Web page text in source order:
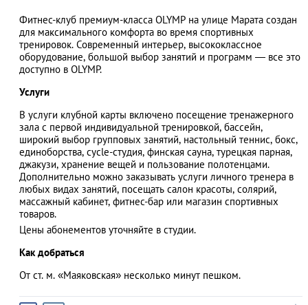
АЗАД
Фитнес-клуб премиум-класса OLYMP на улице Марата создан
для максимального комфорта во время спортивных
тренировок. Современный интерьер, высококлассное
оборудование, большой выбор занятий и программ — все это
доступно в OLYMP.
Услуги
В услуги клубной карты включено посещение тренажерного
зала с первой индивидуальной тренировкой, бассейн,
широкий выбор групповых занятий, настольный теннис, бокс,
единоборства, cycle-студия, финская сауна, турецкая парная,
джакузи, хранение вещей и пользование полотенцами.
Дополнительно можно заказывать услуги личного тренера в
любых видах занятий, посещать салон красоты, солярий,
массажный кабинет, фитнес-бар или магазин спортивных
товаров.
Цены абонементов уточняйте в студии.
Как добраться
От ст. м. «Маяковская» несколько минут пешком.